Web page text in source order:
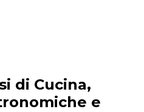
Esperienze
di Cucina,
e